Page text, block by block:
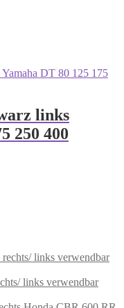
links
250 400
links verwendbar